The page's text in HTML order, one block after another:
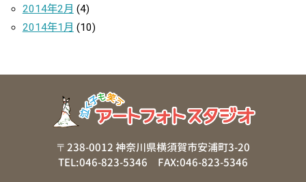
2014年2月 (4)
2014年1月 (10)
〒238-0012 神奈川県横須賀市安浦町3-20
TEL:046-823-5346 FAX:046-823-5346